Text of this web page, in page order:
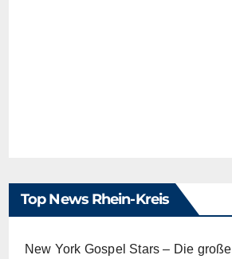
Top News Rhein-Kreis
New York Gospel Stars – Die große